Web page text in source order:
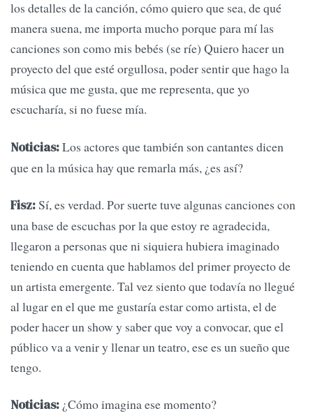
los detalles de la canción, cómo quiero que sea, de qué
manera suena, me importa mucho porque para mí las
canciones son como mis bebés (se ríe) Quiero hacer un
proyecto del que esté orgullosa, poder sentir que hago la
música que me gusta, que me representa, que yo
escucharía, si no fuese mía.
Noticias:Los actores que también son cantantes dicen
que en la música hay que remarla más, ¿es así?
Fisz:Sí, es verdad. Por suerte tuve algunas canciones con
una base de escuchas por la que estoy re agradecida,
llegaron a personas que ni siquiera hubiera imaginado
teniendo en cuenta que hablamos del primer proyecto de
un artista emergente. Tal vez siento que todavía no llegué
al lugar en el que me gustaría estar como artista, el de
poder hacer un show y saber que voy a convocar, que el
público va a venir y llenar un teatro, ese es un sueño que
tengo.
Noticias: ¿Cómo imagina ese momento?